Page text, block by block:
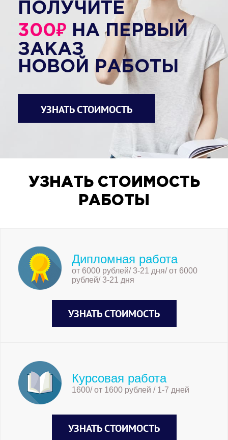
ПОЛУЧИТЕ
300₽ НА ПЕРВЫЙ
ЗАКАЗ
НОВОЙ РАБОТЫ
УЗНАТЬ СТОИМОСТЬ
УЗНАТЬ СТОИМОСТЬ
РАБОТЫ
Дипломная работа
от 6000 рублей/ 3-21 дня/ от 6000
рублей/ 3-21 дня
УЗНАТЬ СТОИМОСТЬ
Курсовая работа
1600/ от 1600 рублей / 1-7 дней
УЗНАТЬ СТОИМОСТЬ